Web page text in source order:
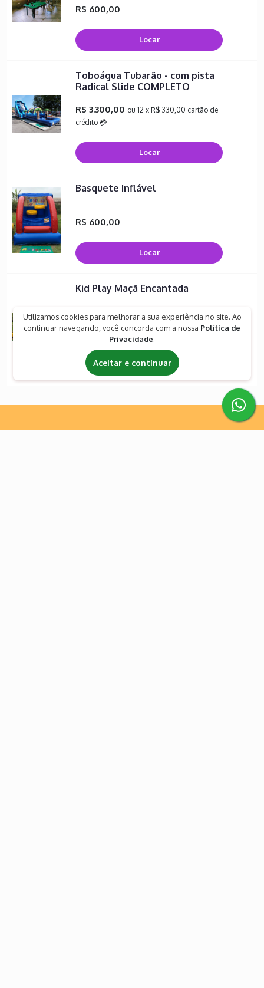
R$ 600,00
Locar
Toboágua Tubarão - com pista
Radical Slide COMPLETO
R$ 3.300,00 ou 12 x R$ 330,00 cartão de
crédito 💳
Locar
Basquete Inflável
R$ 600,00
Locar
Kid Play Maçã Encantada
R$ 1.500,00 ou 12 x R$ 150,00 cartão de
crédito 💳
Locar
Utilizamos cookies para melhorar a sua experiência no site. Ao
continuar navegando, você concorda com a nossa Política de
Privacidade.
Aceitar e continuar